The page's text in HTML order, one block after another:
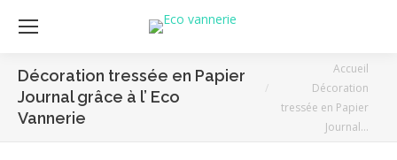
Décoration tressée en Papier
Journal grâce à l’ Eco
Vannerie
Accueil
Décoration
tressée en Papier
Journal…